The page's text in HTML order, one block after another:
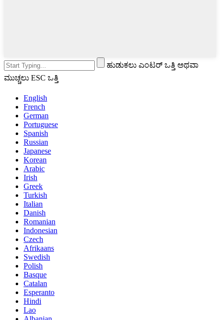
ಹುಡುಕಲು ಎಂಟರ್ ಒತ್ತಿ ಅಥವಾ
ಮುಚ್ಚಲು ESC ಒತ್ತಿ
English
French
German
Portuguese
Spanish
Russian
Japanese
Korean
Arabic
Irish
Greek
Turkish
Italian
Danish
Romanian
Indonesian
Czech
Afrikaans
Swedish
Polish
Basque
Catalan
Esperanto
Hindi
Lao